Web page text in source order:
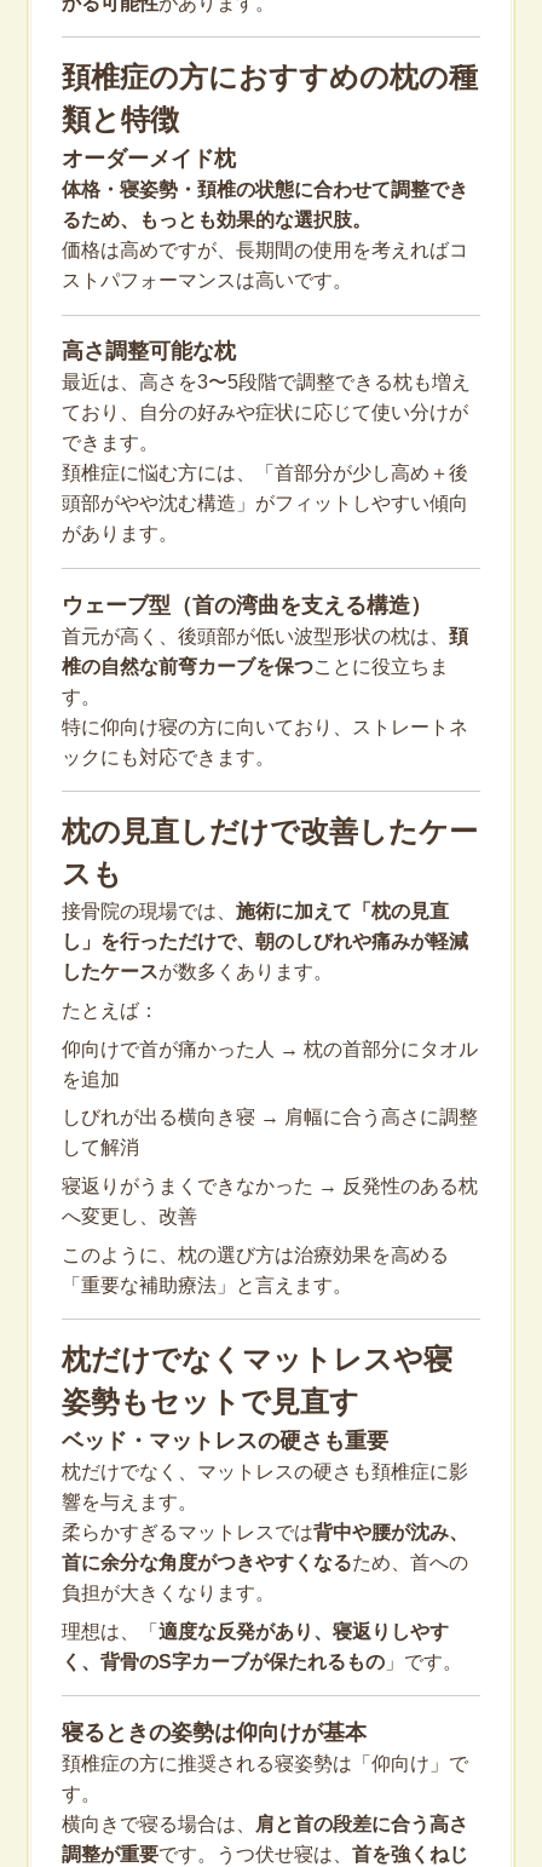
頚椎症の方におすすめの枕の種
類と特徴
オーダーメイド枕
体格・寝姿勢・頚椎の状態に合わせて調整でき
るため、もっとも効果的な選択肢。
価格は高めですが、長期間の使用を考えればコ
ストパフォーマンスは高いです。
高さ調整可能な枕
最近は、高さを3〜5段階で調整できる枕も増え
ており、自分の好みや症状に応じて使い分けが
できます。
頚椎症に悩む方には、「首部分が少し高め＋後
頭部がやや沈む構造」がフィットしやすい傾向
があります。
ウェーブ型（首の湾曲を支える構造）
首元が高く、後頭部が低い波型形状の枕は、 頚
椎の自然な前弯カーブを保つことに役立ちま
す。
特に仰向け寝の方に向いており、ストレートネ
ックにも対応できます。
枕の見直しだけで改善したケー
スも
接骨院の現場では、 施術に加えて「枕の見直
し」を行っただけで、朝のしびれや痛みが軽減
したケースが数多くあります。
たとえば：
仰向けで首が痛かった人 → 枕の首部分にタオル
を追加
しびれが出る横向き寝 → 肩幅に合う高さに調整
して解消
寝返りがうまくできなかった → 反発性のある枕
へ変更し、改善
このように、枕の選び方は治療効果を高める
「重要な補助療法」と言えます。
枕だけでなくマットレスや寝
姿勢もセットで見直す
ベッド・マットレスの硬さも重要
枕だけでなく、マットレスの硬さも頚椎症に影
響を与えます。
柔らかすぎるマットレスでは背中や腰が沈み、
首に余分な角度がつきやすくなるため、首への
負担が大きくなります。
理想は、「適度な反発があり、寝返りしやす
く、背骨のS字カーブが保たれるもの」です。
寝るときの姿勢は仰向けが基本
頚椎症の方に推奨される寝姿勢は「仰向け」で
す。
横向きで寝る場合は、
肩と首の段差に合う高さ
調整が重要です。うつ伏せ寝は、 首を強くねじ